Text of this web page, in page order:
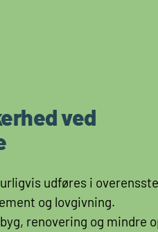
ved
udføres i
og lovgivning.
renovering og mindre